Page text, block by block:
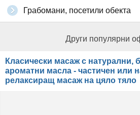
Грабомани, посетили обекта
Други популярни
Класически масаж с натурални,
ароматни масла - частичен или
релаксиращ масаж на цяло тяло